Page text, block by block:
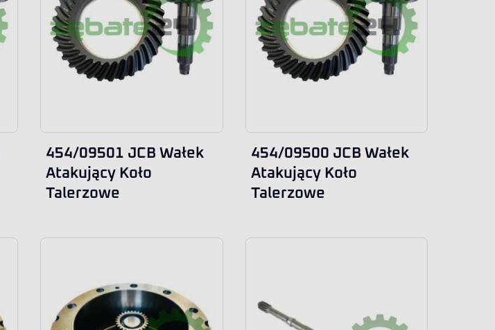
454/09501 JCB Wałek
Atakujący Koło
Talerzowe
454/09500 JCB Wałek
Atakujący Koło
Talerzowe